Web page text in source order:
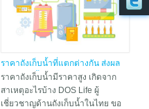
ราคาถังเก็บน้ำที่แตกต่างกัน ส่งผล
ต่อถังเก็บน้ำอย่างไร
ราคาถังเก็บน้ำมีราคาสูง เกิดจาก
สาเหตุอะไรบ้าง DOS Life ผู้
เชี่ยวชาญด้านถังเก็บน้ำในไทย ขอ